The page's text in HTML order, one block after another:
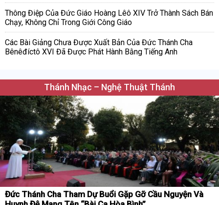
Thông Điệp Của Đức Giáo Hoàng Lêô XIV Trở Thành Sách Bán
Chạy, Không Chỉ Trong Giới Công Giáo
Các Bài Giảng Chưa Được Xuất Bản Của Đức Thánh Cha
Bênêđíctô XVI Đã Được Phát Hành Bằng Tiếng Anh
Thánh Nhạc – Nghệ Thuật Thánh
Đức Thánh Cha Tham Dự Buổi Gặp Gỡ Cầu Nguyện Và